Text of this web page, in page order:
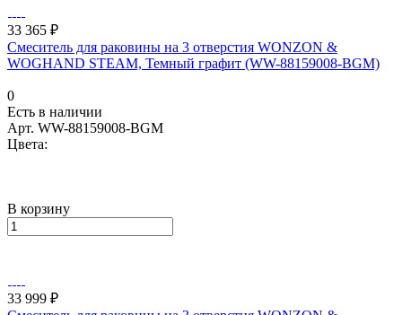
33 365 ₽
Смеситель для раковины на 3 отверстия WONZON &
WOGHAND STEAM, Темный графит (WW-88159008-BGM)
0
Есть в наличии
Арт. WW-88159008-BGM
Цвета:
В корзину
33 999 ₽